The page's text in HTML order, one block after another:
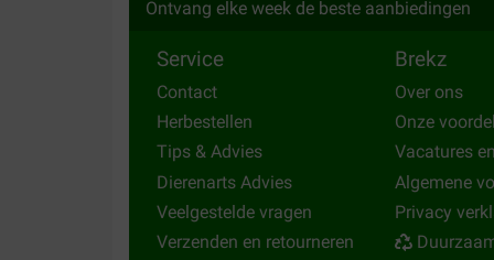
Prima, werkte binnen een paar dagen, de hond
Translate to English
Ontvang elke week de beste aanbiedingen
Service
Contact
Herbestellen
Tips & Advies
Dierenarts Advies
Veelgestelde vragen
Verzenden en retourneren
Brekz
Over ons
Onze
Vacatures
Algemene
Privacy